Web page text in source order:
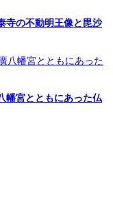
寺の不動明王像と毘沙
幡宮とともにあった仏